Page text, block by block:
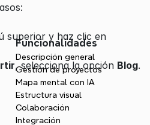
, selecciona la opción Blog.
Funcionalidades
Descripción general
Gestión de proyectos
Mapa mental con IA
Estructura visual
Colaboración
Integración